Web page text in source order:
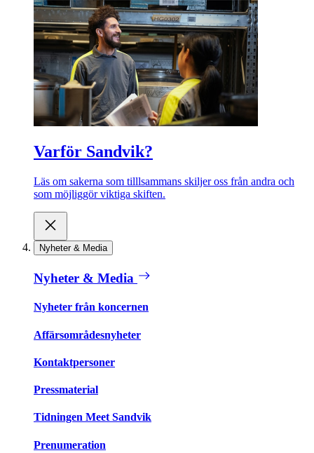
Varför Sandvik?
Läs om sakerna som tilllsammans skiljer oss från andra och
som möjliggör viktiga skiften.
Nyheter & Media
Nyheter & Media
Nyheter från koncernen
Affärsområdesnyheter
Kontaktpersoner
Pressmaterial
Tidningen Meet Sandvik
Prenumeration